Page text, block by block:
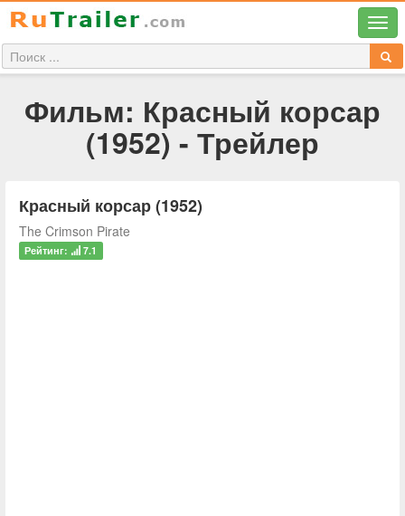
Фильм: Красный корсар
(1952) - Трейлер
Красный корсар (1952)
The Crimson Pirate
Рейтинг: 7.1